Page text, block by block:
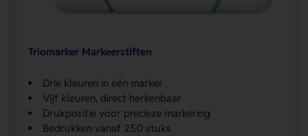
Triomarker Markeerstiften
Drie kleuren in één marker
Vijf kleuren, direct herkenbaar
Drukpositie voor precieze markering
Bedrukken vanaf 250 stuks